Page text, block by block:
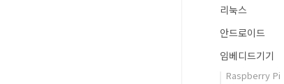
리눅스
안드로이드
임베디드기기
Raspberry Pi